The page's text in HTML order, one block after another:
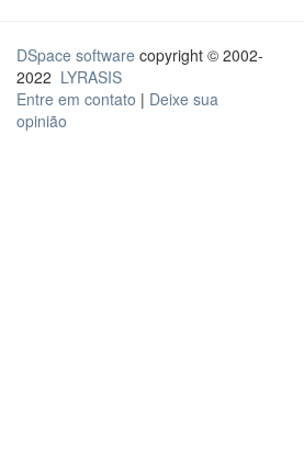
DSpace software copyright © 2002-
2022 LYRASIS
Entre em contato | Deixe sua
opinião